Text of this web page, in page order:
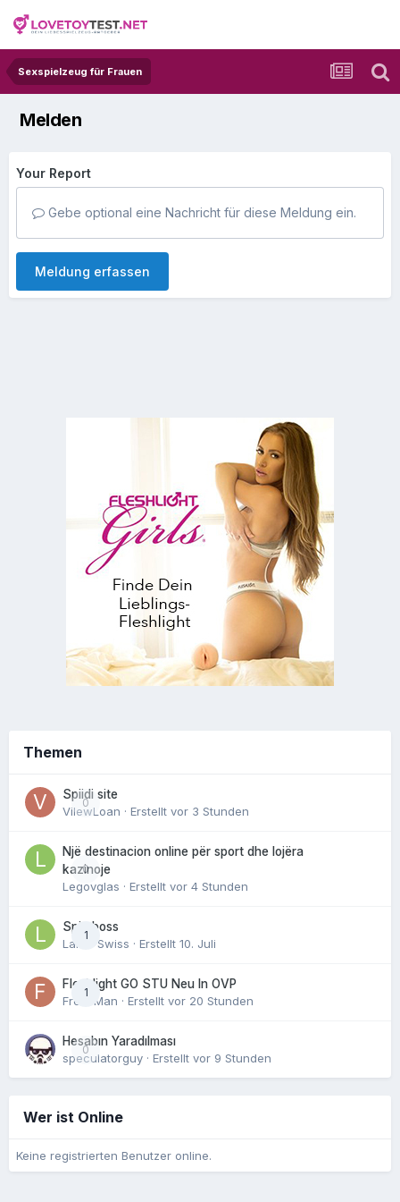
Sexspielzeug für Frauen
Melden
Your Report
Gebe optional eine Nachricht für diese Meldung ein.
Meldung erfassen
Themen
0
Spiidi site
VilewLoan · Erstellt vor 3 Stunden
0
Një destinacion online për sport dhe lojëra
kazinoje
Legovglas · Erstellt vor 4 Stunden
1
Spin boss
Laker Swiss · Erstellt 10. Juli
1
Fleshlight GO STU Neu In OVP
FreshMan · Erstellt vor 20 Stunden
0
Hesabın Yaradılması
speculatorguy · Erstellt vor 9 Stunden
Wer ist Online
Keine registrierten Benutzer online.